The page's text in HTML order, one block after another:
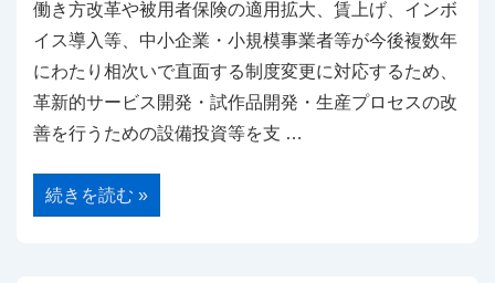
働き方改革や被用者保険の適用拡大、賃上げ、インボ
イス導入等、中小企業・小規模事業者等が今後複数年
にわたり相次いで直面する制度変更に対応するため、
革新的サービス開発・試作品開発・生産プロセスの改
善を行うための設備投資等を支 …
も
の
づ
続きを読む »